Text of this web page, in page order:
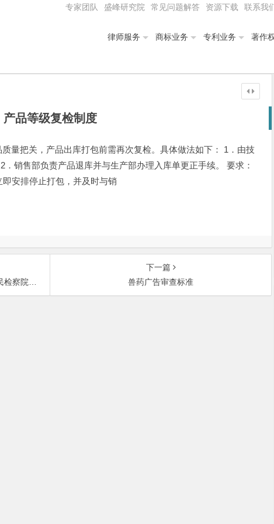
专家团队 盛峰研究院 常见问题解答 资源下载 联系我
律师服务 商标业务 专利业务 著作
产品等级复检制度
量把关，产品出库打包前需再次复检。具体做法如下： 1．由技
销售部负责产品退库并与生产部办理入库单更正手续。 要求：
安排停止打包，并及时与销
审或抗诉应如
下一篇
兽药广告审查标准